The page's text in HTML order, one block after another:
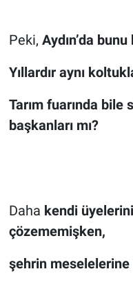
Peki, Aydın’da
Yıllardır aynı
Tarım fuarında bile
başkanları mı?
Daha kendi
çözememişken,
şehrin